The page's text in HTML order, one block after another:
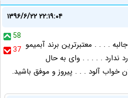
۱۳۹۶/۶/۲۲ ۲۲:۱۹:۰۴
58
37 . . . . معتبرترین برند آبمیمو
ندارد . . . . . وای به حال
خواب آلود . . . پیروز و موفق باشید.